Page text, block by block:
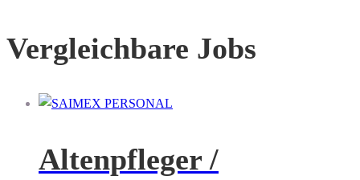
Vergleichbare Jobs
Altenpfleger /